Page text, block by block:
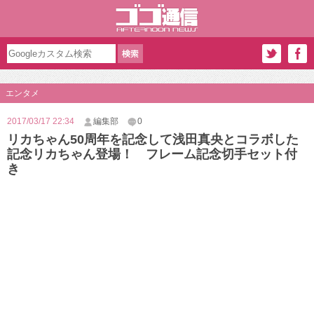
エンタメ
2017/03/17 22:34 編集部 0
リカちゃん50周年を記念して浅田真央とコラボした
記念リカちゃん登場！ フレーム記念切手セット付
き